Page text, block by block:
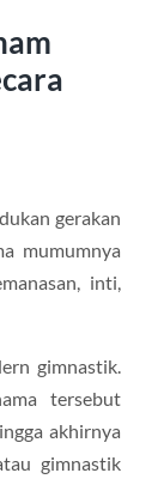
gerakan
mumumnya
inti,
gimnastik.
tersebut
akhirnya
gimnastik